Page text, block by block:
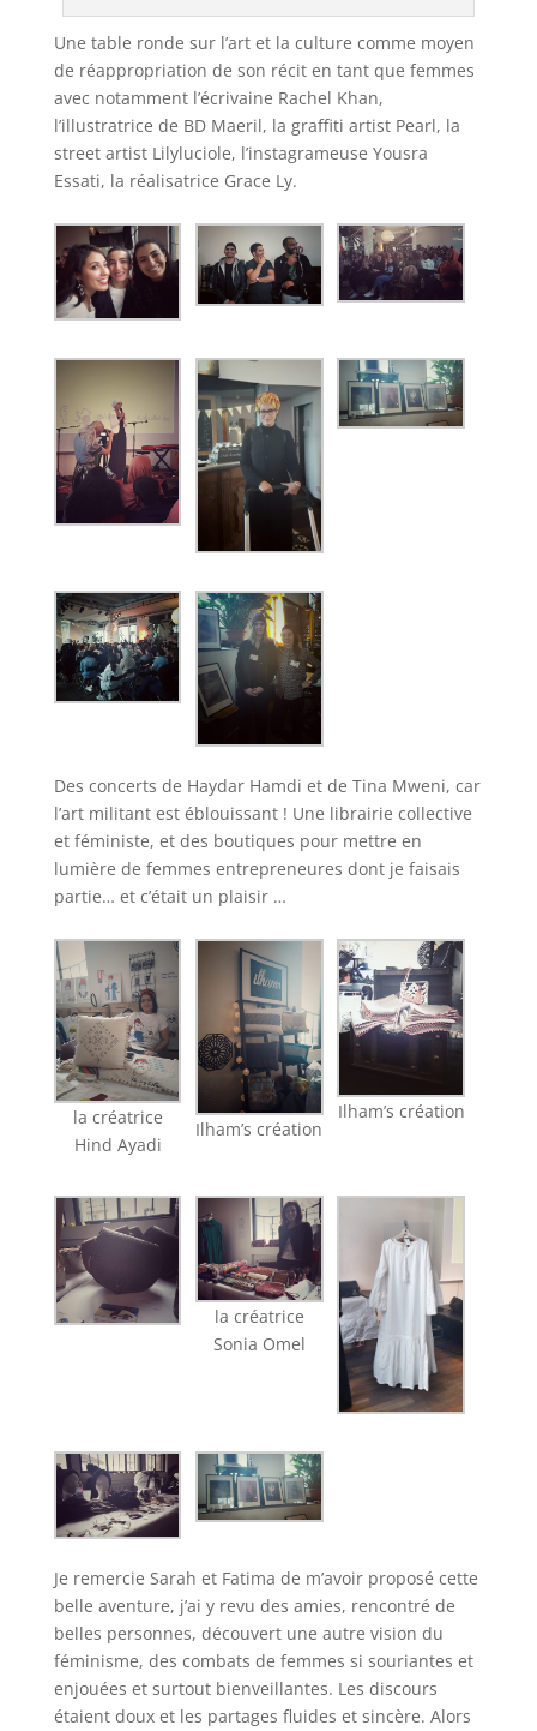
Une table ronde sur l’art et la culture comme moyen
de réappropriation de son récit en tant que femmes
avec notamment l’écrivaine Rachel Khan,
l’illustratrice de BD Maeril, la graffiti artist Pearl, la
street artist Lilyluciole, l’instagrameuse Yousra
Essati, la réalisatrice Grace Ly.
Des concerts de Haydar Hamdi et de Tina Mweni, car
l’art militant est éblouissant ! Une librairie collective
et féministe, et des boutiques pour mettre en
lumière de femmes entrepreneures dont je faisais
partie… et c’était un plaisir …
la créatrice
Hind Ayadi
Ilham’s création
Ilham’s création
la créatrice
Sonia Omel
Je remercie Sarah et Fatima de m’avoir proposé cette
belle aventure, j’ai y revu des amies, rencontré de
belles personnes, découvert une autre vision du
féminisme, des combats de femmes si souriantes et
enjouées et surtout bienveillantes. Les discours
étaient doux et les partages fluides et sincère. Alors